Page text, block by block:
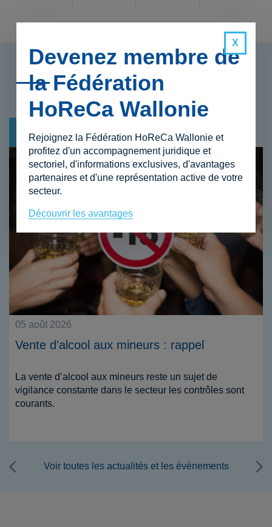
Actualités
Actualité
31 juillet 2026
Action collective contre Booking.com : la
La procédure judiciaire européenne contre Booking.com
prend de l'ampleur. La SHCA annonce une nouvelle
Voir toutes les actualités et les évènements
Devenez membre de
la Fédération
HoReCa Wallonie
Rejoignez la Fédération HoReCa Wallonie et
profitez d'un accompagnement juridique et
sectoriel, d'informations exclusives, d'avantages
partenaires et d'une représentation active de votre
secteur.
Découvrir les avantages